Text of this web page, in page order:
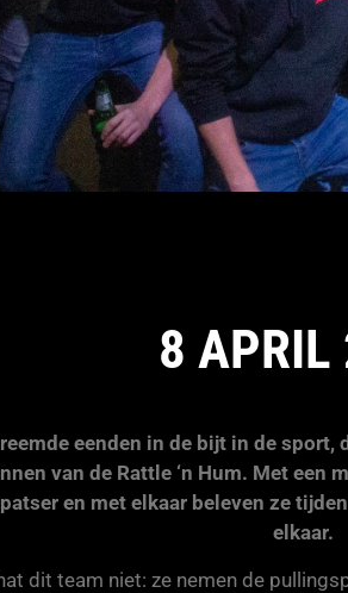
8
eenden in de bijt in de
van de Rattle ‘n Hum. Met
en met elkaar beleven ze
elkaar.
dit team niet: ze nemen de